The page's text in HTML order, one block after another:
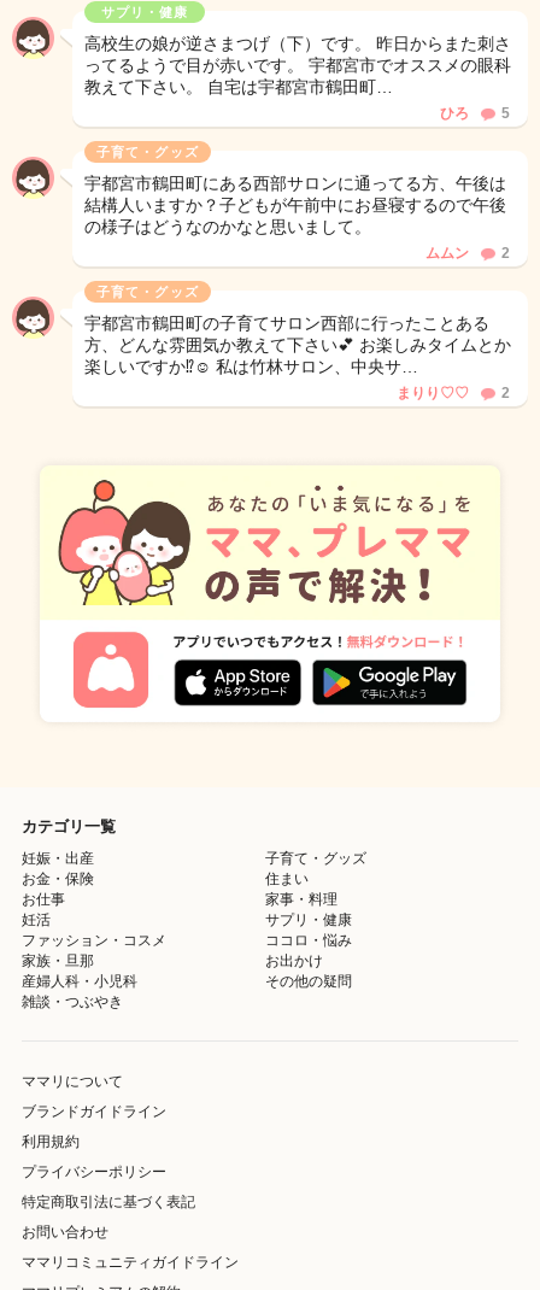
サプリ・健康
高校生の娘が逆さまつげ（下）です。 昨日からまた刺さ
ってるようで目が赤いです。 宇都宮市でオススメの眼科
教えて下さい。 自宅は宇都宮市鶴田町…
ひろ 5
子育て・グッズ
宇都宮市鶴田町にある西部サロンに通ってる方、午後は
結構人いますか？子どもが午前中にお昼寝するので午後
の様子はどうなのかなと思いまして。
ムムン 2
子育て・グッズ
宇都宮市鶴田町の子育てサロン西部に行ったことある
方、どんな雰囲気か教えて下さい💕 お楽しみタイムとか
楽しいですか⁉️☺️ 私は竹林サロン、中央サ…
まりり♡♡ 2
カテゴリ一覧
妊娠・出産
子育て・グッズ
お金・保険
住まい
お仕事
家事・料理
妊活
サプリ・健康
ファッション・コスメ
ココロ・悩み
家族・旦那
お出かけ
産婦人科・小児科
その他の疑問
雑談・つぶやき
ママリについて
ブランドガイドライン
利用規約
プライバシーポリシー
特定商取引法に基づく表記
お問い合わせ
ママリコミュニティガイドライン